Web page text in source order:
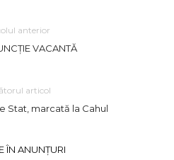
anterior
VACANTĂ
articol
Stat, marcată la Cahul
ÎN ANUNȚURI